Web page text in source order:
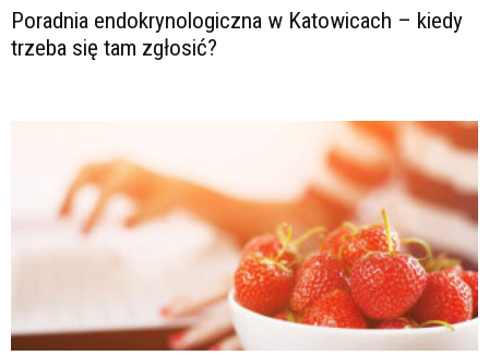
Poradnia endokrynologiczna w Katowicach – kiedy
trzeba się tam zgłosić?